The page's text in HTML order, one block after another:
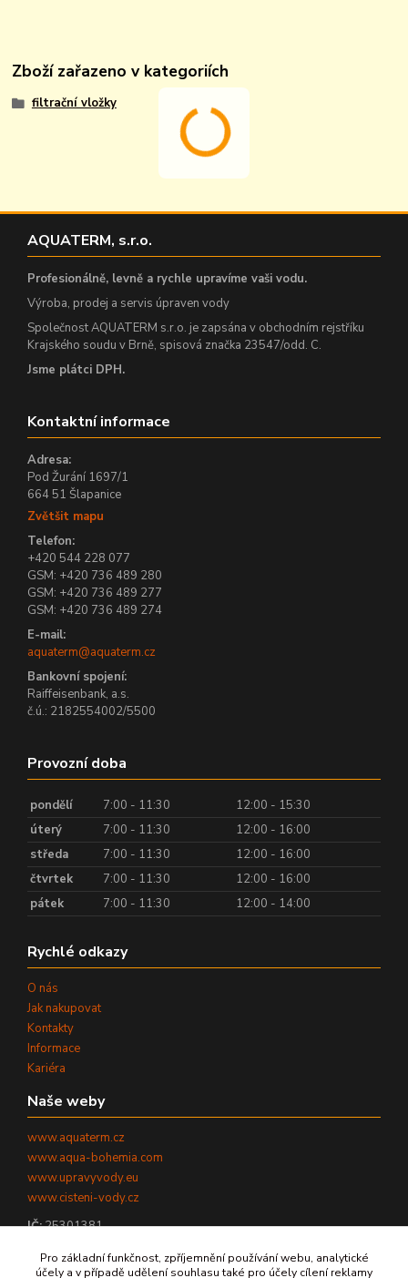
Zboží zařazeno v kategoriích
filtrační vložky
AQUATERM, s.r.o.
Profesionálně, levně a rychle upravíme vaši vodu.
Výroba, prodej a servis úpraven vody
Společnost AQUATERM s.r.o. je zapsána v obchodním rejstříku
Krajského soudu v Brně, spisová značka 23547/odd. C.
Jsme plátci DPH.
Kontaktní informace
Adresa:
Pod Žurání 1697/1
664 51 Šlapanice
Zvětšit mapu
Telefon:
+420 544 228 077
GSM: +420 736 489 280
GSM: +420 736 489 277
GSM: +420 736 489 274
E-mail:
aquaterm@aquaterm.cz
Bankovní spojení:
Raiffeisenbank, a.s.
č.ú.: 2182554002/5500
Provozní doba
pondělí 7:00 - 11:30
12:00 - 15:30
úterý
7:00 - 11:30
12:00 - 16:00
středa
7:00 - 11:30
12:00 - 16:00
čtvrtek
7:00 - 11:30
12:00 - 16:00
pátek
7:00 - 11:30 12:00 - 14:00
Rychlé odkazy
O nás
Jak nakupovat
Kontakty
Informace
Kariéra
Naše weby
www.aquaterm.cz
www.aqua-bohemia.com
www.upravyvody.eu
www.cisteni-vody.cz
IČ:25301381
Pro základní funkčnost, zpříjemnění používání webu, analytické
účely a v případě udělení souhlasu také pro účely cílení reklamy